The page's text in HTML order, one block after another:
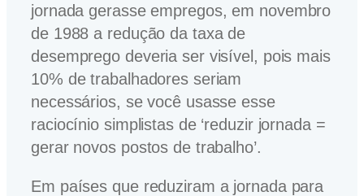
jornada gerasse empregos, em novembro
de 1988 a redução da taxa de
desemprego deveria ser visível, pois mais
10% de trabalhadores seriam
necessários, se você usasse esse
raciocínio simplistas de ‘reduzir jornada =
gerar novos postos de trabalho’.
Em países que reduziram a jornada para